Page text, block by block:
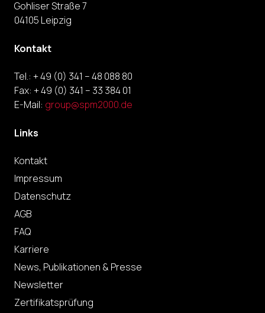
Gohliser Straße 7
04105 Leipzig
Kontakt
Tel.: + 49 (0) 341 – 48 088 80
Fax: + 49 (0) 341 – 33 384 01
E-Mail: group@spm2000.de
Links
Kontakt
Impressum
Datenschutz
AGB
FAQ
Karriere
News, Publikationen & Presse
Newsletter
Zertifikatsprüfung